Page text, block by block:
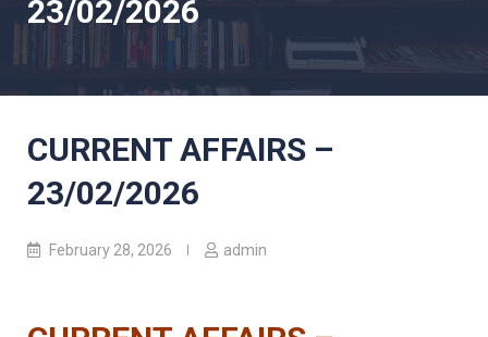
23/02/2026
CURRENT AFFAIRS –
23/02/2026
February 28, 2026 admin